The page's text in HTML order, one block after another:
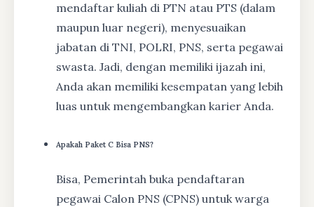
mendaftar kuliah di PTN atau PTS (dalam
maupun luar negeri), menyesuaikan
jabatan di TNI, POLRI, PNS, serta pegawai
swasta. Jadi, dengan memiliki ijazah ini,
Anda akan memiliki kesempatan yang lebih
luas untuk mengembangkan karier Anda.
Apakah Paket C Bisa PNS?
Bisa, Pemerintah buka pendaftaran
pegawai Calon PNS (CPNS) untuk warga